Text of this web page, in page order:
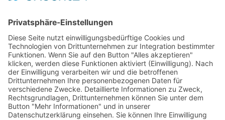
Tekal – Textile Lebensqualität
Exklusive moderne & Orientteppiche
Feuerwerk XXL
Pyrotechnik online bestellen